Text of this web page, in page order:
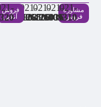
مشاوره
فروش
021-
91009310
021-
86126036
021-
86126506
021-فروش
آنلاین